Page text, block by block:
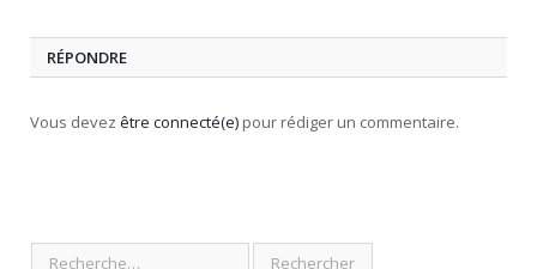
RÉPONDRE
Vous devez être connecté(e) pour rédiger un commentaire.